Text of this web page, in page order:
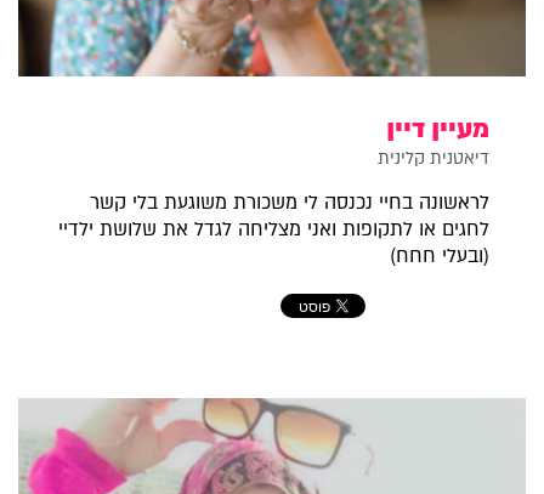
מעיין דיין
דיאטנית קלינית
לראשונה בחיי נכנסה לי משכורת משוגעת בלי קשר
לחגים או לתקופות ואני מצליחה לגדל את שלושת ילדיי
(ובעלי חחח)